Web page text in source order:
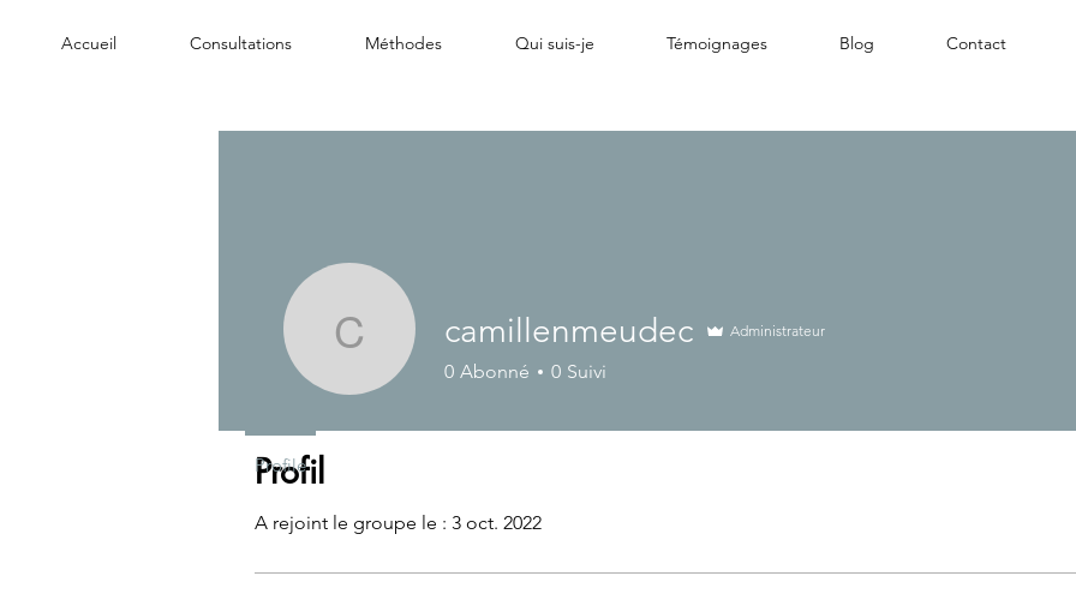
Accueil Consultations Méthodes Qui suis-je Témoignages Blog Contact
Profil
A rejoint le groupe le : 3 oct. 2022
camillenmeudec
camillenmeudec Administrateur
0 Abonné 0 Suivi
Profile